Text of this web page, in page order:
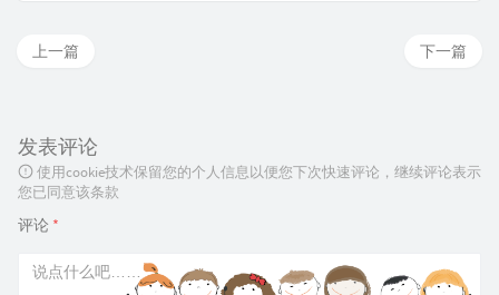
下一篇
上一篇
发表评论
使用cookie技术保留您的个人信息以便您下次快速评论，继续评论表示
您已同意该条款
评论 *